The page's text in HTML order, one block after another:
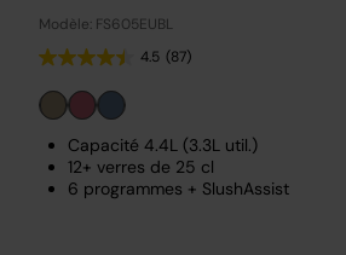
Modèle: FS605EUBL
4.5 (87)
Capacité 4.4L (3.3L util.)
12+ verres de 25 cl
6 programmes + SlushAssist